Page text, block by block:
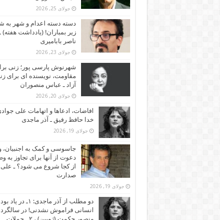
جولای 25, 2026
دسته دسته اعدام و شهر به
زیر بمباران! (یادداشت هفته)
ناصر بابامیری
جولای 23, 2026
شهرنوش پارسی پور؛ زنی
مقاومت، نویسنده ای برای
آزاد ـ عباس منصوران
جولای 20, 2026
افاضات، ادعاها و اتهامات علی
خدا حافظ رفیق ـ آذر ماجدی
جولای 19, 2026
جاسوسی و کمک به اجنبیان،
دعوت از آنها برای تجاوز به
از کجا شروع می شود؟ ـ علی
صدارت
جولای 19, 2026
دو مطلب از آذر ماجدی: ۱ـ در یاد بود
انسانی فراموش نشدنی! در سالگرد